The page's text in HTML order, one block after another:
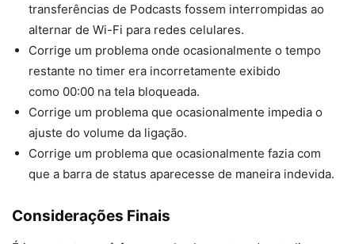
transferências de Podcasts fossem interrompidas ao
alternar de Wi-Fi para redes celulares.
Corrige um problema onde ocasionalmente o tempo
restante no timer era incorretamente exibido
como 00:00 na tela bloqueada.
Corrige um problema que ocasionalmente impedia o
ajuste do volume da ligação.
Corrige um problema que ocasionalmente fazia com
que a barra de status aparecesse de maneira indevida.
Considerações Finais